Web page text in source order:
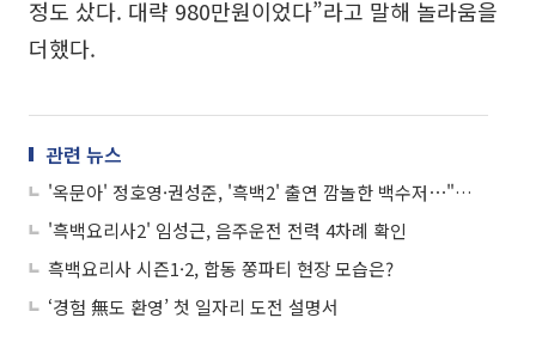
정도 샀다. 대략 980만원이었다”라고 말해 놀라움을
더했다.
관련 뉴스
'옥문아' 정호영·권성준, '흑백2' 출연 깜놀한 백수저⋯"최강록, 후덕죽"
'흑백요리사2' 임성근, 음주운전 전력 4차례 확인
흑백요리사 시즌1·2, 합동 쫑파티 현장 모습은?
‘경험 無도 환영’ 첫 일자리 도전 설명서